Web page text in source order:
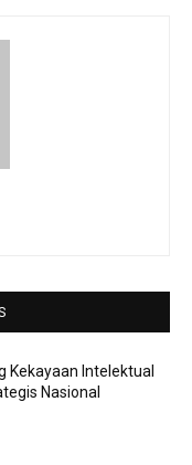
Kekayaan Intelektual
Nasional